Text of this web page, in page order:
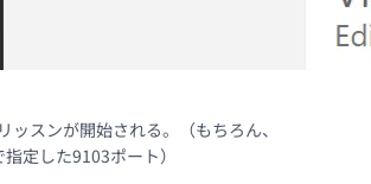
ッスンが開始される。（もちろん、
定した9103ポート）